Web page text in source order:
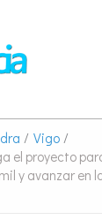
Vigo
el proyecto
y avanzar en